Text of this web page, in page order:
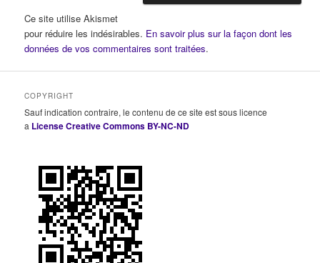
Ce site utilise Akismet
pour réduire les indésirables. En savoir plus sur la façon dont les
données de vos commentaires sont traitées.
COPYRIGHT
Sauf indication contraire, le contenu de ce site est sous licence
a License Creative Commons BY-NC-ND